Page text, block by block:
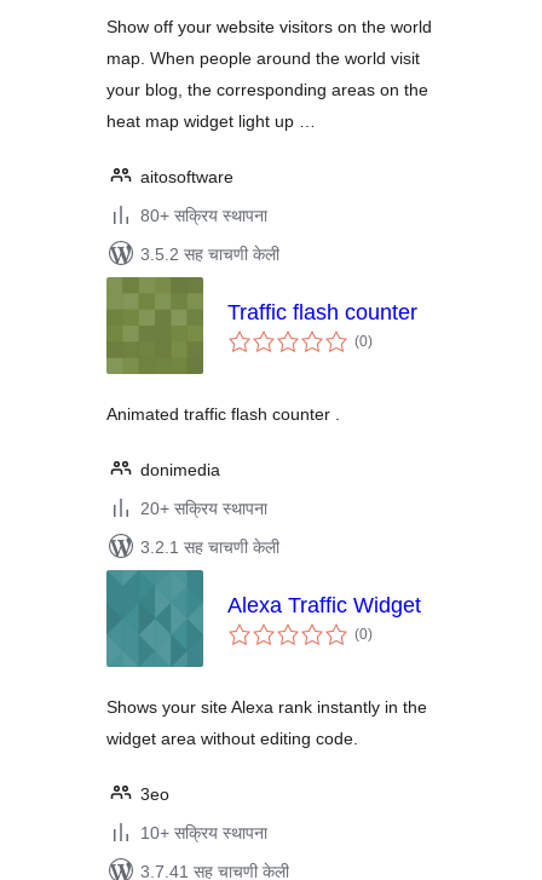
Show off your website visitors on the world
map. When people around the world visit
your blog, the corresponding areas on the
heat map widget light up …
aitosoftware
80+ सक्रिय स्थापना
3.5.2 सह चाचणी केली
Traffic flash counter
(0एकूण
मूल्यांकन
)
Animated traffic flash counter .
donimedia
20+ सक्रिय स्थापना
3.2.1 सह चाचणी केली
Alexa Traffic Widget
(0एकूण
मूल्यांकन
)
Shows your site Alexa rank instantly in the
widget area without editing code.
3eo
10+ सक्रिय स्थापना
3.7.41 सह चाचणी केली